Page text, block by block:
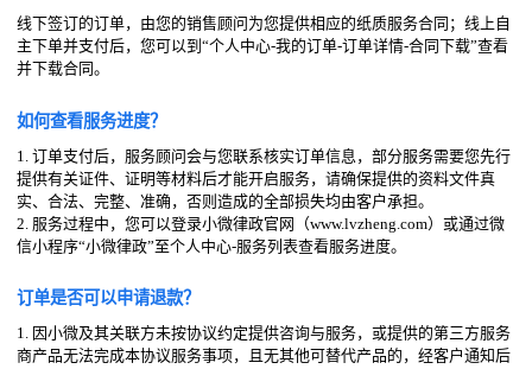
线下签订的订单，由您的销售顾问为您提供相应的纸质服务合同；线上自
主下单并支付后，您可以到“个人中心-我的订单-订单详情-合同下载”查看
并下载合同。
如何查看服务进度？
1. 订单支付后，服务顾问会与您联系核实订单信息，部分服务需要您先行
提供有关证件、证明等材料后才能开启服务，请确保提供的资料文件真
实、合法、完整、准确，否则造成的全部损失均由客户承担。
2. 服务过程中，您可以登录小微律政官网（www.lvzheng.com）或通过微
信小程序“小微律政”至个人中心-服务列表查看服务进度。
订单是否可以申请退款？
1. 因小微及其关联方未按协议约定提供咨询与服务，或提供的第三方服务
商产品无法完成本协议服务事项，且无其他可替代产品的，经客户通知后